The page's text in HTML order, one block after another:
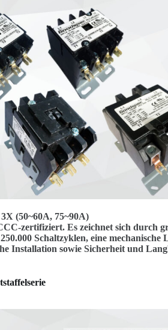
(50~60A, 75~90A)
zertifiziert. Es zeichnet sich durch
Schaltzyklen, eine mechanische
Installation sowie Sicherheit und